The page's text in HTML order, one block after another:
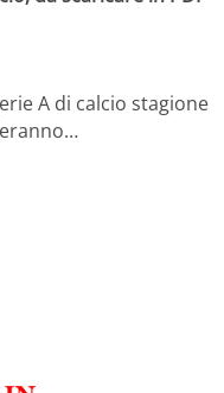
A di calcio stagione